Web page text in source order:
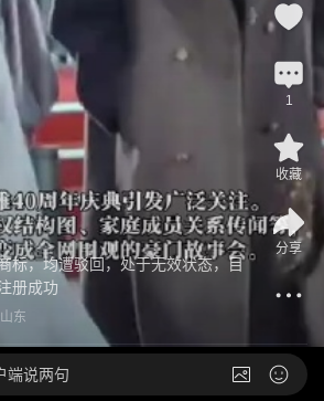
标，均遭驳回，处于无效状态，目
册成功
山东
1
收藏
分享
端说两句